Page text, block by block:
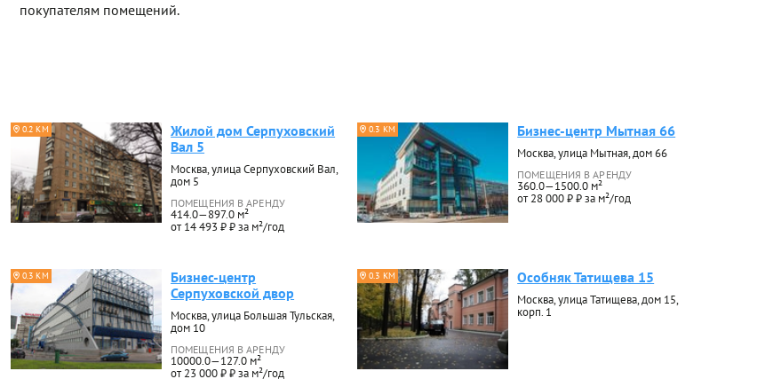
покупателям помещений.
0.2 КМ
Жилой дом Серпуховский
Вал 5
Москва, улица Серпуховский Вал,
дом 5
ПОМЕЩЕНИЯ В АРЕНДУ
414.0—897.0 м²
от 14 493 ₽ ₽ за м²/год
0.3 КМ Бизнес-центр Мытная 66
Москва, улица Мытная, дом 66
ПОМЕЩЕНИЯ В АРЕНДУ
360.0—1500.0 м²
от 28 000 ₽ ₽ за м²/год
0.3 КМ
Бизнес-центр
Серпуховской двор
Москва, улица Большая Тульская,
дом 10
ПОМЕЩЕНИЯ В АРЕНДУ
10000.0—127.0 м²
от 23 000 ₽ ₽ за м²/год
0.3 КМ Особняк Татищева 15
Москва, улица Татищева, дом 15,
корп. 1